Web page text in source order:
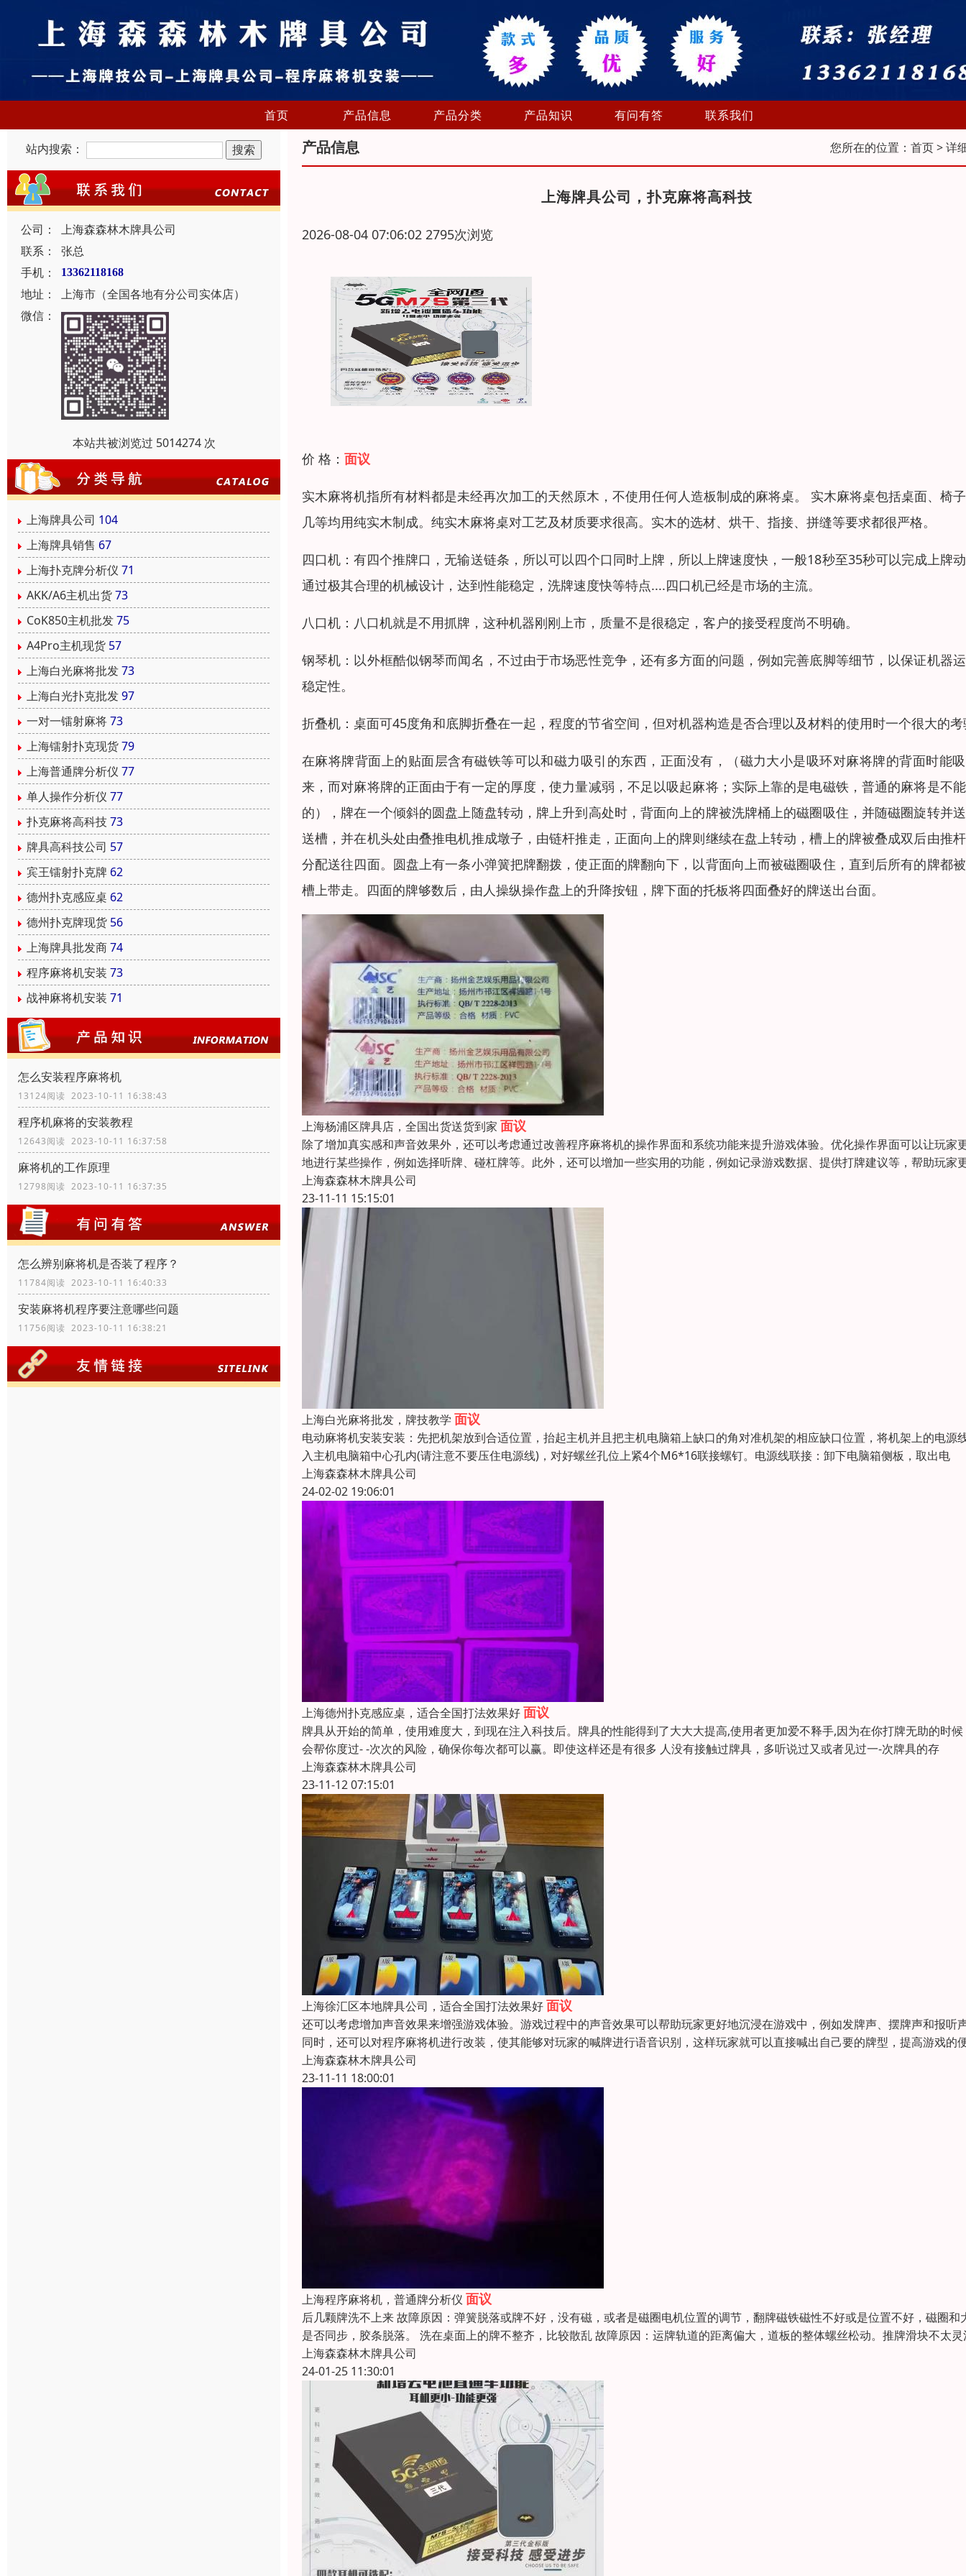
首页 产品信息 产品分类 产品知识 有问有答 联系我们
站内搜索：
公司：
上海森森林木牌具公司
联系：
张总
手机：
13362118168
地址：
上海市（全国各地有分公司实体店）
微信：
本站共被浏览过 5014274 次
上海牌具公司 104
上海牌具销售 67
上海扑克牌分析仪 71
AKK/A6主机出货73
CoK850主机批发75
A4Pro主机现货 57
上海白光麻将批发73
上海白光扑克批发97
一对一镭射麻将73
上海镭射扑克现货79
上海普通牌分析仪 77
单人操作分析仪 77
扑克麻将高科技73
牌具高科技公司 57
宾王镭射扑克牌 62
德州扑克感应桌 62
德州扑克牌现货 56
上海牌具批发商74
程序麻将机安装 73
战神麻将机安装 71
怎么安装程序麻将机
13124阅读 2023-10-11 16:38:43
程序机麻将的安装教程
12643阅读 2023-10-11 16:37:58
麻将机的工作原理
12798阅读 2023-10-11 16:37:35
怎么辨别麻将机是否装了程序？
11784阅读 2023-10-11 16:40:33
安装麻将机程序要注意哪些问题
11756阅读 2023-10-11 16:38:21
产品信息 您所在的位置： 首页> 详
上海牌具公司，扑克麻将高科技
2026-08-04 07:06:02 2795次浏览
价 格： 面议
实木麻将机指所有材料都是未经再次加工的天然原木，不使用任何人造板制成的麻将桌。 实木麻将桌包括桌面、椅
几等均用纯实木制成。纯实木麻将桌对工艺及材质要求很高。实木的选材、烘干、指接、拼缝等要求都很严格。
四口机：有四个推牌口，无输送链条，所以可以四个口同时上牌，所以上牌速度快，一般18秒至35秒可以完成上牌
通过极其合理的机械设计，达到性能稳定，洗牌速度快等特点....四口机已经是市场的主流。
八口机：八口机就是不用抓牌，这种机器刚刚上市，质量不是很稳定，客户的接受程度尚不明确。
钢琴机：以外框酷似钢琴而闻名，不过由于市场恶性竞争，还有多方面的问题，例如完善底脚等细节，以保证机器
稳定性。
折叠机：桌面可45度角和底脚折叠在一起，程度的节省空间，但对机器构造是否合理以及材料的使用时一个很大的
在麻将牌背面上的贴面层含有磁铁等可以和磁力吸引的东西，正面没有，（磁力大小是吸环对麻将牌的背面时能
来，而对麻将牌的正面由于有一定的厚度，使力量减弱，不足以吸起麻将；实际上靠的是电磁铁，普通的麻将是不
的），牌在一个倾斜的圆盘上随盘转动，牌上升到高处时，背面向上的牌被洗牌桶上的磁圈吸住，并随磁圈旋转并
送槽，并在机头处由叠推电机推成墩子，由链杆推走，正面向上的牌则继续在盘上转动，槽上的牌被叠成双后由推
分配送往四面。圆盘上有一条小弹簧把牌翻拨，使正面的牌翻向下，以背面向上而被磁圈吸住，直到后所有的牌都
槽上带走。四面的牌够数后，由人操纵操作盘上的升降按钮，牌下面的托板将四面叠好的牌送出台面。
上海杨浦区牌具店，全国出货送货到家 面议
除了增加真实感和声音效果外，还可以考虑通过改善程序麻将机的操作界面和系统功能来提升游戏体验。优化操作界面可以让玩家
地进行某些操作，例如选择听牌、碰杠牌等。此外，还可以增加一些实用的功能，例如记录游戏数据、提供打牌建议等，帮助玩家
上海森森林木牌具公司
23-11-11 15:15:01
上海白光麻将批发，牌技教学 面议
电动麻将机安装安装：先把机架放到合适位置，抬起主机并且把主机电脑箱上缺口的角对准机架的相应缺口位置，将机架上的电源
入主机电脑箱中心孔内(请注意不要压住电源线)，对好螺丝孔位上紧4个M6*16联接螺钉。电源线联接：卸下电脑箱侧板，取出电
上海森森林木牌具公司
24-02-02 19:06:01
上海德州扑克感应桌，适合全国打法效果好面议
牌具从开始的简单，使用难度大，到现在注入科技后。牌具的性能得到了大大大提高,使用者更加爱不释手,因为在你打牌无助的时
会帮你度过- -次次的风险，确保你每次都可以赢。即使这样还是有很多 人没有接触过牌具，多听说过又或者见过一-次牌具的存
上海森森林木牌具公司
23-11-12 07:15:01
上海徐汇区本地牌具公司，适合全国打法效果好面议
还可以考虑增加声音效果来增强游戏体验。游戏过程中的声音效果可以帮助玩家更好地沉浸在游戏中，例如发牌声、摆牌声和报听
同时，还可以对程序麻将机进行改装，使其能够对玩家的喊牌进行语音识别，这样玩家就可以直接喊出自己要的牌型，提高游戏的
上海森森林木牌具公司
23-11-11 18:00:01
上海程序麻将机，普通牌分析仪 面议
后几颗牌洗不上来 故障原因：弹簧脱落或牌不好，没有磁，或者是磁圈电机位置的调节，翻牌磁铁磁性不好或是位置不好，磁圈和
是否同步，胶条脱落。 洗在桌面上的牌不整齐，比较散乱 故障原因：运牌轨道的距离偏大，道板的整体螺丝松动。推牌滑块不太灵
上海森森林木牌具公司
24-01-25 11:30:01